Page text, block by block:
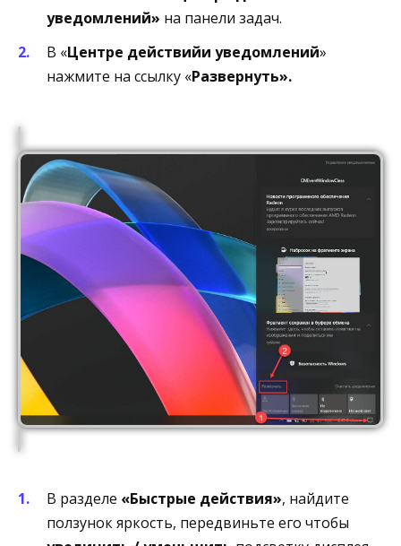
уведомлений» на панели задач.
В «Центре действийи уведомлений»
нажмите на ссылку «Развернуть».
В разделе «Быстрые действия», найдите
ползунок яркость, передвиньте его чтобы